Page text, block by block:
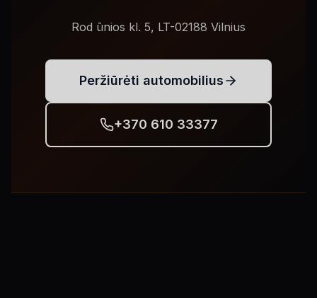
Rod ūnios kl. 5, LT-02188 Vilnius
Peržiūrėti automobilius
+370 610 33377